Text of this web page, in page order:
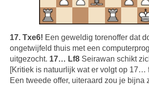
17. Txe6! Een geweldig torenoffer dat
ongetwijfeld thuis met een
uitgezocht. 17… Lf8 Seirawan schikt
[Kritiek is natuurlijk wat er volgt op 17…
Een tweede offer, uiteraard zou je bijna